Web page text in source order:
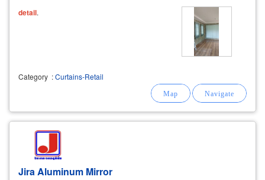
detail.
Category :Curtains-Retail
Jira Aluminum Mirror